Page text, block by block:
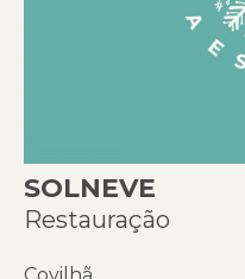
SOLNEVE
Restauração